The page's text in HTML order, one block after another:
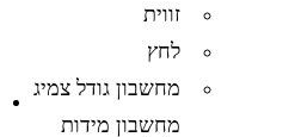
זווית
לחץ
מחשבון גודל צמיג
מחשבון מידות